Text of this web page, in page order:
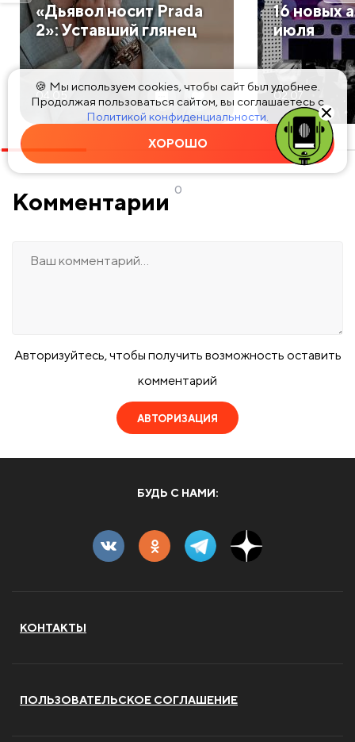
​«Дьявол носит Prada
2»: Уставший глянец
04.05
​16 новых
июля
02.07
Комментарии 0
Авторизуйтесь, чтобы получить возможность оставить
комментарий
АВТОРИЗАЦИЯ
БУДЬ С НАМИ:
КОНТАКТЫ
ПОЛЬЗОВАТЕЛЬСКОЕ СОГЛАШЕНИЕ
🍪 Мы используем cookies, чтобы сайт был удобнее.
Продолжая пользоваться сайтом, вы соглашаетесь с
Политикой конфиденциальности.
ХОРОШО